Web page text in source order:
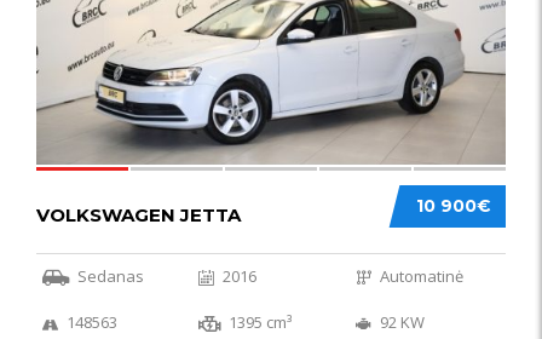
10 900€
VOLKSWAGEN JETTA
Sedanas 2016 Automatinė
148563 1395 cm³ 92 KW